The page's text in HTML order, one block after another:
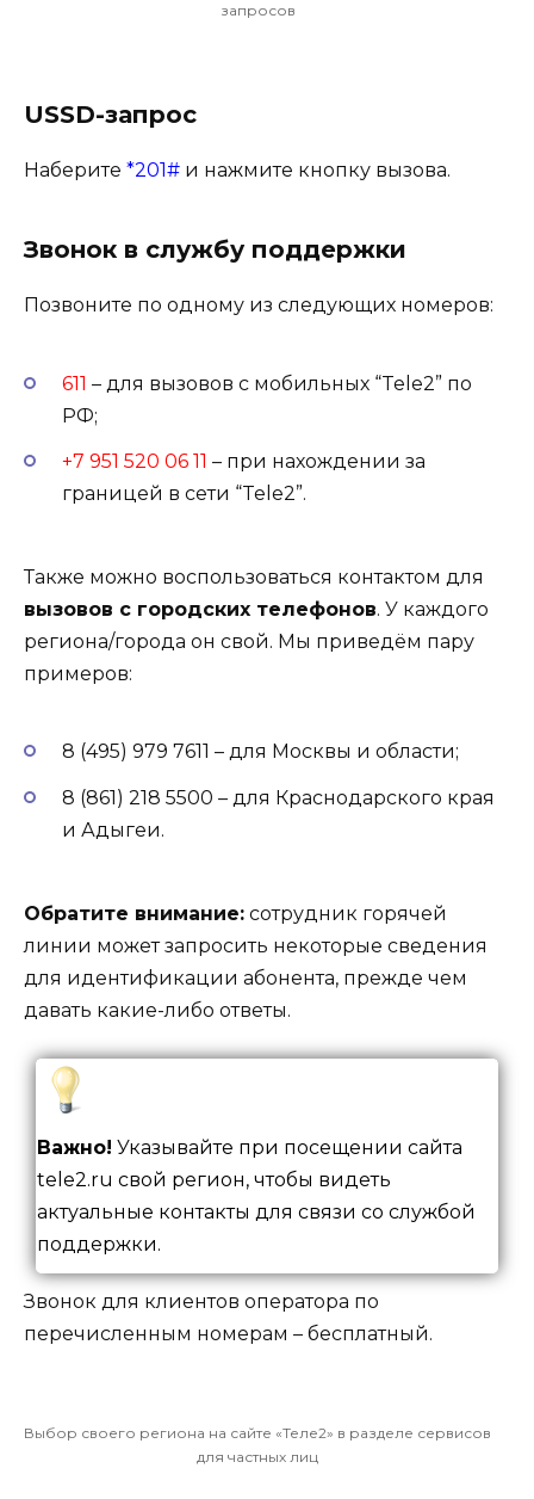
запросов
USSD-запрос
Наберите *201# и нажмите кнопку вызова.
Звонок в службу поддержки
Позвоните по одному из следующих номеров:
611 – для вызовов с мобильных “Tele2” по
РФ;
+7 951 520 06 11 – при нахождении за
границей в сети “Tele2”.
Также можно воспользоваться контактом для
вызовов с городских телефонов. У каждого
региона/города он свой. Мы приведём пару
примеров:
8 (495) 979 7611 – для Москвы и области;
8 (861) 218 5500 – для Краснодарского края
и Адыгеи.
Обратите внимание: сотрудник горячей
линии может запросить некоторые сведения
для идентификации абонента, прежде чем
давать какие-либо ответы.
Важно! Указывайте при посещении сайта
tele2.ru свой регион, чтобы видеть
актуальные контакты для связи со службой
поддержки.
Звонок для клиентов оператора по
перечисленным номерам – бесплатный.
Выбор своего региона на сайте «Теле2» в разделе сервисов
для частных лиц